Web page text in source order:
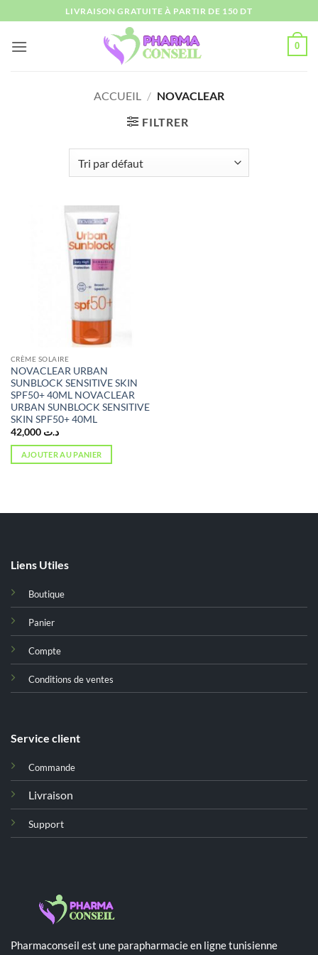
au
contenu
LIVRAISON GRATUITE À PARTIR DE 150 DT
0
ACCUEIL / NOVACLEAR
FILTRER
CRÈME SOLAIRE
NOVACLEAR URBAN
SUNBLOCK SENSITIVE SKIN
SPF50+ 40ML NOVACLEAR
URBAN SUNBLOCK SENSITIVE
SKIN SPF50+ 40ML
د.ت 42,000
AJOUTER AU PANIER
Liens Utiles
Boutique
Panier
Compte
Conditions de ventes
Service client
Commande
Livraison
Support
Pharmaconseil est une parapharmacie en ligne tunisienne